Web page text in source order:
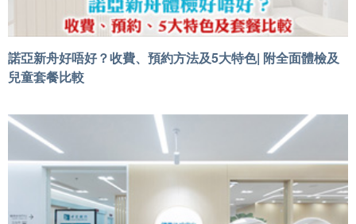
諾亞新舟好唔好？收費、預約方法及5大特色| 附全面體檢及
兒童套餐比較